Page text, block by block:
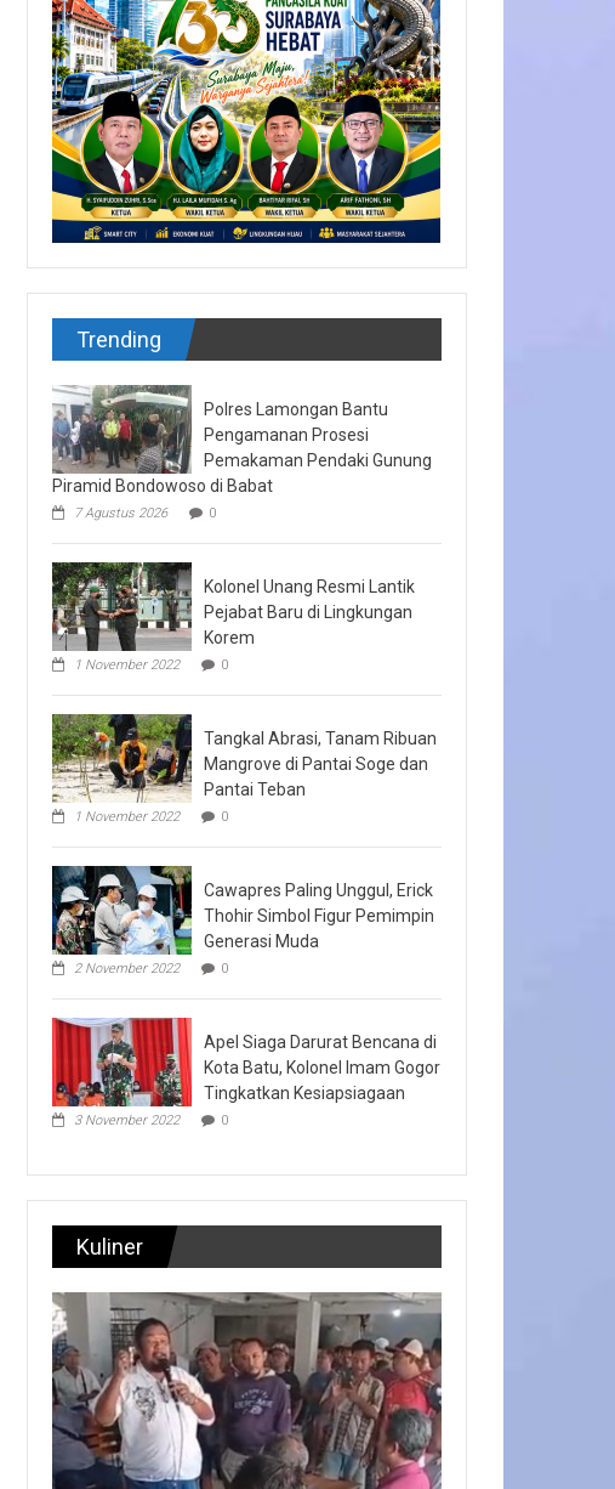
Trending
Polres Lamongan Bantu
Pengamanan Prosesi
Pemakaman Pendaki Gunung
Piramid Bondowoso di Babat
7 Agustus 2026 0
Kolonel Unang Resmi Lantik
Pejabat Baru di Lingkungan
Korem
1 November 2022 0
Tangkal Abrasi, Tanam Ribuan
Mangrove di Pantai Soge dan
Pantai Teban
1 November 2022 0
Cawapres Paling Unggul, Erick
Thohir Simbol Figur Pemimpin
Generasi Muda
2 November 2022 0
Apel Siaga Darurat Bencana di
Kota Batu, Kolonel Imam Gogor
Tingkatkan Kesiapsiagaan
3 November 2022 0
Kuliner